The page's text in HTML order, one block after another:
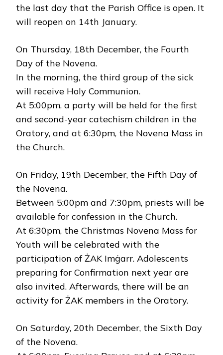
the last day that the Parish Office is open. It
will reopen on 14th January.
On Thursday, 18th December, the Fourth
Day of the Novena.
In the morning, the third group of the sick
will receive Holy Communion.
At 5:00pm, a party will be held for the first
and second-year catechism children in the
Oratory, and at 6:30pm, the Novena Mass in
the Church.
On Friday, 19th December, the Fifth Day of
the Novena.
Between 5:00pm and 7:30pm, priests will be
available for confession in the Church.
At 6:30pm, the Christmas Novena Mass for
Youth will be celebrated with the
participation of ŻAK Imġarr. Adolescents
preparing for Confirmation next year are
also invited. Afterwards, there will be an
activity for ŻAK members in the Oratory.
On Saturday, 20th December, the Sixth Day
of the Novena.